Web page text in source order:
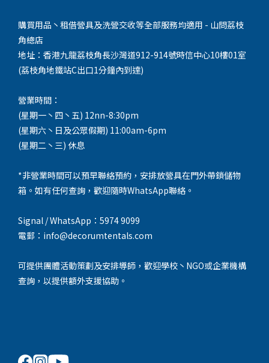
購買用品丶租借營具及洗營交收等全部服務均適用 - 山問荔枝
角總店
地址：香港九龍荔枝角長沙灣道912-914號時信中心10樓01室
(荔枝角地鐵站C出口1分鐘內到達)
營業時間：
(星期一丶四丶五) 12nn-8:30pm
(星期六丶日及公眾假期) 11:00am-6pm
(星期二丶三) 休息
*非營業時間可以預早聯絡預約，安排放營具在門外帶鎖儲物
箱。如有任何查詢，歡迎隨時WhatsApp聯絡。
Signal / WhatsApp：5974 9099
電郵：info@decorumtentals.com
可提供團體活動策劃及安排導師，歡迎學校丶NGO或企業機構
查詢，以提供額外支援協助。